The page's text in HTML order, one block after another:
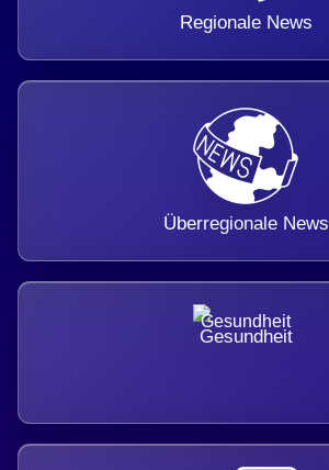
Regionale News
Überregionale News
Gesundheit